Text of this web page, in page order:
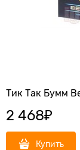
Тик Так Бумм
2 468₽
Купить